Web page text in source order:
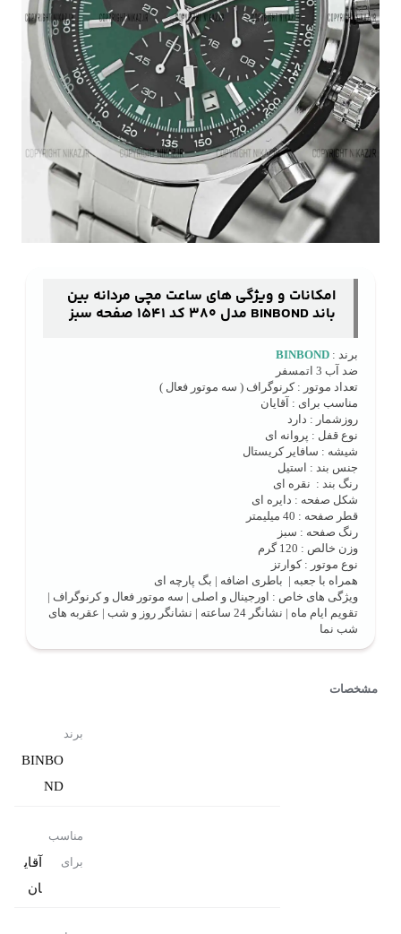
امکانات و ویژگی های ساعت مچی مردانه بین
باند BINBOND مدل 380 کد 1541 صفحه سبز
برند : BINBOND
ضد آب 3 اتمسفر
تعداد موتور : کرنوگراف ( سه موتور فعال )
مناسب برای : آقایان
روزشمار : دارد
نوع قفل : پروانه ای
شیشه : سافایر کریستال
جنس بند : استیل
رنگ بند : نقره ای
شکل صفحه : دایره ای
قطر صفحه : 40 میلیمتر
رنگ صفحه : سبز
وزن خالص : 120 گرم
نوع موتور : کوارتز
همراه با جعبه | باطری اضافه | بگ پارچه ای
ویژگی های خاص : اورجینال و اصلی | سه موتور فعال و کرنوگراف |
تقویم ایام ماه | نشانگر 24 ساعته | نشانگر روز و شب | عقربه های
شب نما
مشخصات
برند
BINBO
ND
مناسب
برای
آقای
ان